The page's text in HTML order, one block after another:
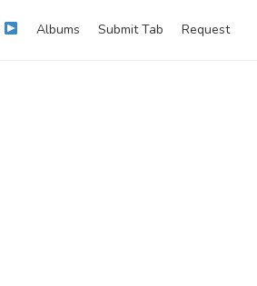
Albums Submit Tab Request